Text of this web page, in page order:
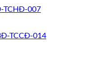
TCHĐ-007